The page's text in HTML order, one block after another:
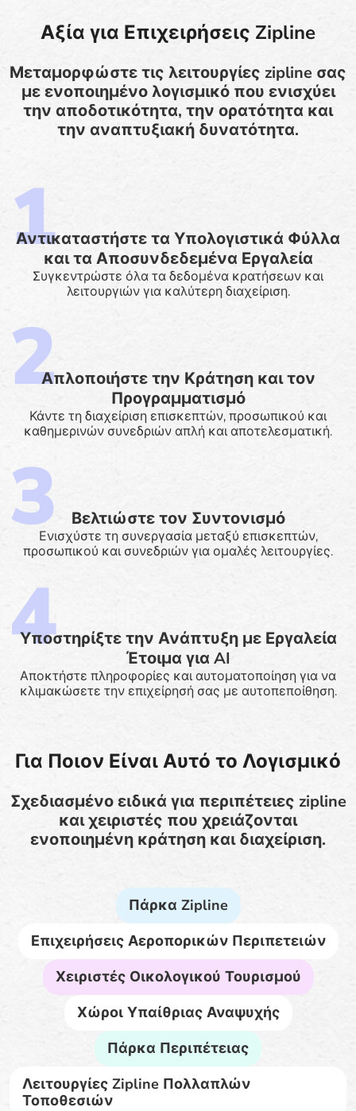
Αξία για Επιχειρήσεις Zipline
Μεταμορφώστε τις λειτουργίες zipline σας
με ενοποιημένο λογισμικό που ενισχύει
την αποδοτικότητα, την ορατότητα και
την αναπτυξιακή δυνατότητα.
Αντικαταστήστε τα Υπολογιστικά Φύλλα
και τα Αποσυνδεδεμένα Εργαλεία
Συγκεντρώστε όλα τα δεδομένα κρατήσεων και
λειτουργιών για καλύτερη διαχείριση.
Απλοποιήστε την Κράτηση και τον
Προγραμματισμό
Κάντε τη διαχείριση επισκεπτών, προσωπικού και
καθημερινών συνεδριών απλή και αποτελεσματική.
Βελτιώστε τον Συντονισμό
Ενισχύστε τη συνεργασία μεταξύ επισκεπτών,
προσωπικού και συνεδριών για ομαλές λειτουργίες.
Υποστηρίξτε την Ανάπτυξη με Εργαλεία
Έτοιμα για AI
Αποκτήστε πληροφορίες και αυτοματοποίηση για να
κλιμακώσετε την επιχείρησή σας με αυτοπεποίθηση.
Για Ποιον Είναι Αυτό το Λογισμικό
Σχεδιασμένο ειδικά για περιπέτειες zipline
και χειριστές που χρειάζονται
ενοποιημένη κράτηση και διαχείριση.
Πάρκα Zipline
Επιχειρήσεις Αεροπορικών Περιπετειών
Χειριστές Οικολογικού Τουρισμού
Χώροι Υπαίθριας Αναψυχής
Πάρκα Περιπέτειας
Λειτουργίες Zipline Πολλαπλών
Τοποθεσιών